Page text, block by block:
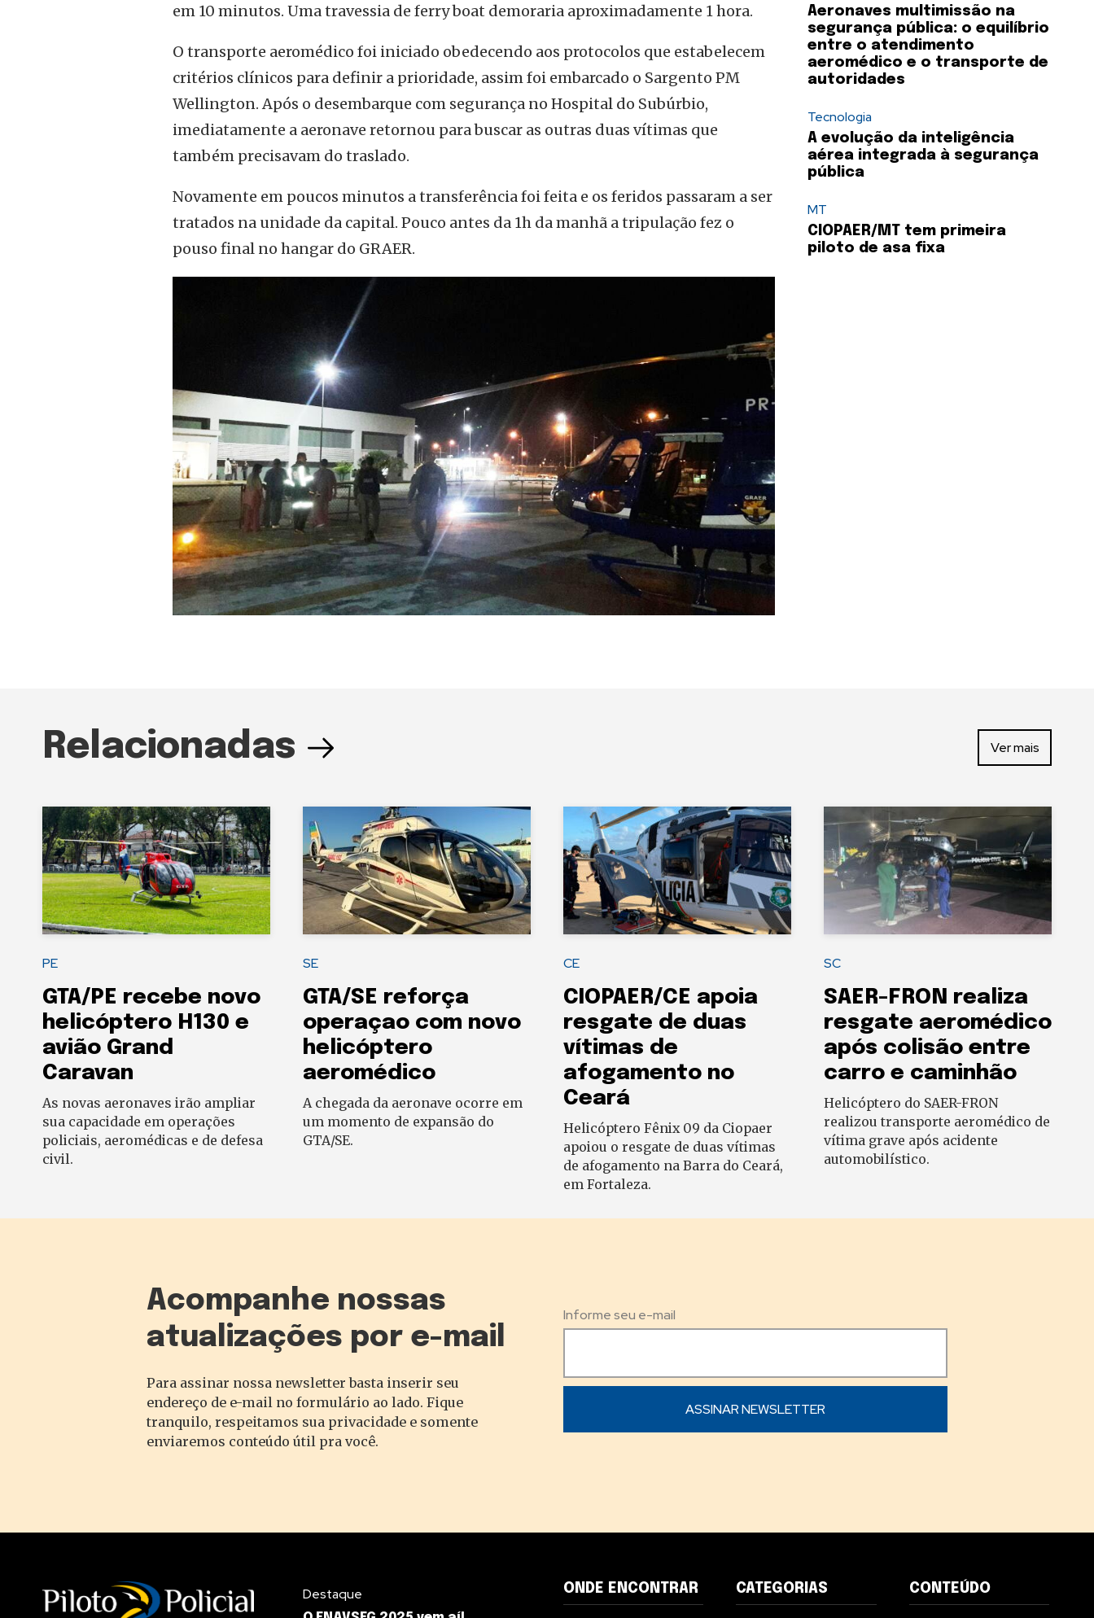
em 10 minutos. Uma travessia de ferry boat demoraria aproximadamente 1 hora.
O transporte aeromédico foi iniciado obedecendo aos protocolos que estabelecem
critérios clínicos para definir a prioridade, assim foi embarcado o Sargento PM
Wellington. Após o desembarque com segurança no Hospital do Subúrbio,
imediatamente a aeronave retornou para buscar as outras duas vítimas que
também precisavam do traslado.
Novamente em poucos minutos a transferência foi feita e os feridos passaram a ser
tratados na unidade da capital. Pouco antes da 1h da manhã a tripulação fez o
pouso final no hangar do GRAER.
Aeronaves multimissão na
segurança pública: o equilíbrio
entre o atendimento
aeromédico e o transporte de
autoridades
Tecnologia
A evolução da inteligência
aérea integrada à segurança
pública
MT
CIOPAER/MT tem primeira
piloto de asa fixa
Relacionadas Ver mais
PE
GTA/PE recebe novo
helicóptero H130 e
avião Grand
Caravan
As novas aeronaves irão ampliar
sua capacidade em operações
policiais, aeromédicas e de defesa
civil.
SE
GTA/SE reforça
operaçao com novo
helicóptero
aeromédico
A chegada da aeronave ocorre em
um momento de expansão do
GTA/SE.
CE
CIOPAER/CE apoia
resgate de duas
vítimas de
afogamento no
Ceará
Helicóptero Fênix 09 da Ciopaer
apoiou o resgate de duas vítimas
de afogamento na Barra do Ceará,
em Fortaleza.
SC
SAER-FRON realiza
resgate aeromédico
após colisão entre
carro e caminhão
Helicóptero do SAER-FRON
realizou transporte aeromédico de
vítima grave após acidente
automobilístico.
Acompanhe nossas
atualizações por e-mail
Para assinar nossa newsletter basta inserir seu
endereço de e-mail no formulário ao lado. Fique
tranquilo, respeitamos sua privacidade e somente
enviaremos conteúdo útil pra você.
Informe seu e-mail
Destaque ONDE ENCONTRAR CATEGORIAS CONTEÚDO